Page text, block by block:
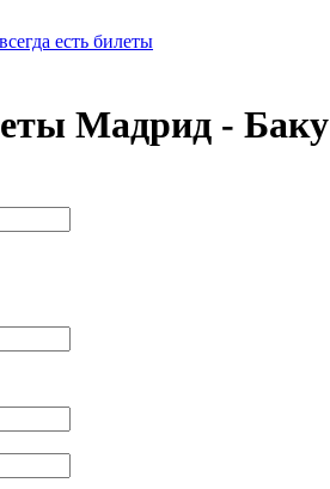
есть билеты
Мадрид - Баку